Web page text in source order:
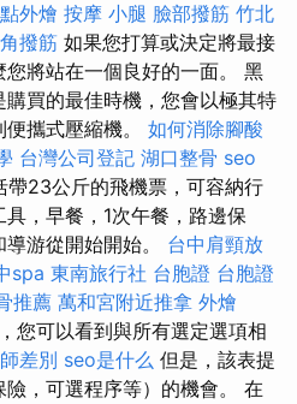
外燴 按摩 小腿 臉部撥筋 竹北
撥筋 如果您打算或決定將最接
將站在一個良好的一面。 黑
買的最佳時機，您會以極其特
攜式壓縮機。 如何消除腳酸
台灣公司登記 湖口整骨 seo
帶23公斤的飛機票，可容納行
，早餐，1次午餐，路邊保
游從開始開始。 台中肩頸放
spa 東南旅行社 台胞證 台胞證
推薦 萬和宮附近推拿 外燴
您可以看到與所有選定選項相
差別 seo是什么 但是，該表提
，可選程序等）的機會。 在